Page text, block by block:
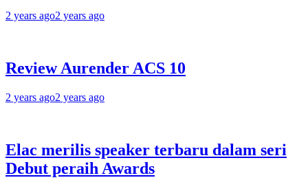
2 years ago2 years ago
Review Aurender ACS 10
2 years ago2 years ago
Elac merilis speaker terbaru dalam seri
Debut peraih Awards